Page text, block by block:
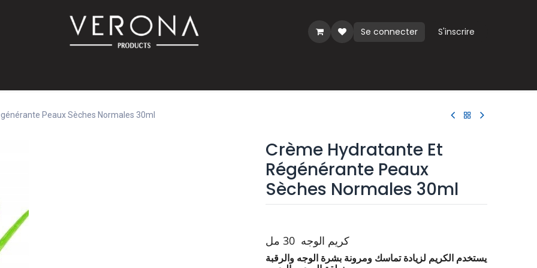
Se connecter
S'inscrire
Peaux Sèches Normales 30ml
Crème Hydratante Et
Régénérante Peaux
Sèches Normales 30ml
كريم الوجه 30 مل
يستخدم الكريم لزيادة تماسك ومرونة بشرة الوجه والرقبة